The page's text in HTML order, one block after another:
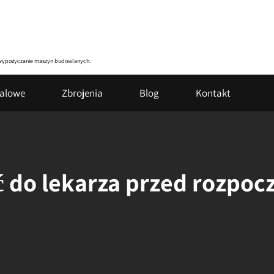
maszyn budowlanych.
Zbrojenia Blog Kontakt
do lekarza przed